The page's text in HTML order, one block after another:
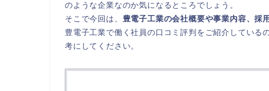
のような企業なのか気になるところでしょう。
そこで今回は、 豊電子工業の会社概要や事業内容、採
豊電子工業で働く社員の口コミ評判をご紹介している
考にしてください。